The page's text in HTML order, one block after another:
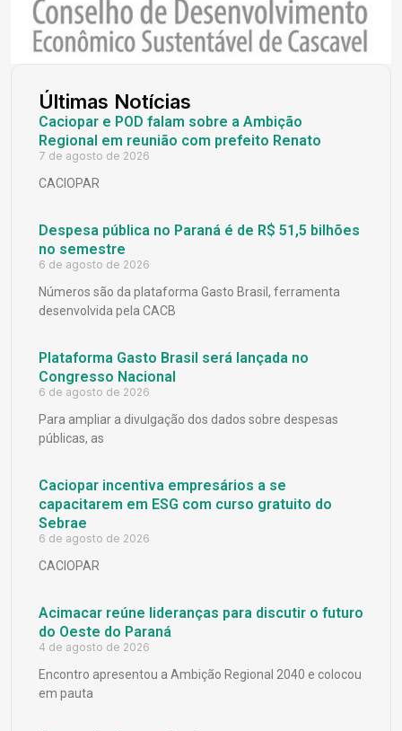
Últimas Notícias
Caciopar e POD falam sobre a Ambição
Regional em reunião com prefeito Renato
7 de agosto de 2026
CACIOPAR
Despesa pública no Paraná é de R$ 51,5 bilhões
no semestre
6 de agosto de 2026
Números são da plataforma Gasto Brasil, ferramenta
desenvolvida pela CACB
Plataforma Gasto Brasil será lançada no
Congresso Nacional
6 de agosto de 2026
Para ampliar a divulgação dos dados sobre despesas
públicas, as
Caciopar incentiva empresários a se
capacitarem em ESG com curso gratuito do
Sebrae
6 de agosto de 2026
CACIOPAR
Acimacar reúne lideranças para discutir o futuro
do Oeste do Paraná
4 de agosto de 2026
Encontro apresentou a Ambição Regional 2040 e colocou
em pauta